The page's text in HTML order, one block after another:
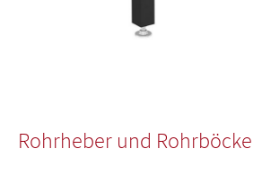
Rohrheber und Rohrböcke